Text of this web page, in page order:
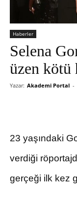
Haberler
Selena
üzen kötü
Yazar: Akademi Portal -
23 yaşındaki
verdiği
gerçeği ilk kez